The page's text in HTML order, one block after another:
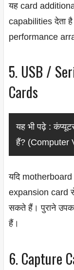
यह card
capabilities देता
performance
5. USB /
Cards
यह भी पढ़े :
हैं? (Computer
यदि motherboard
expansion card
सकते हैं। पुराने
हैं।
6. Capture